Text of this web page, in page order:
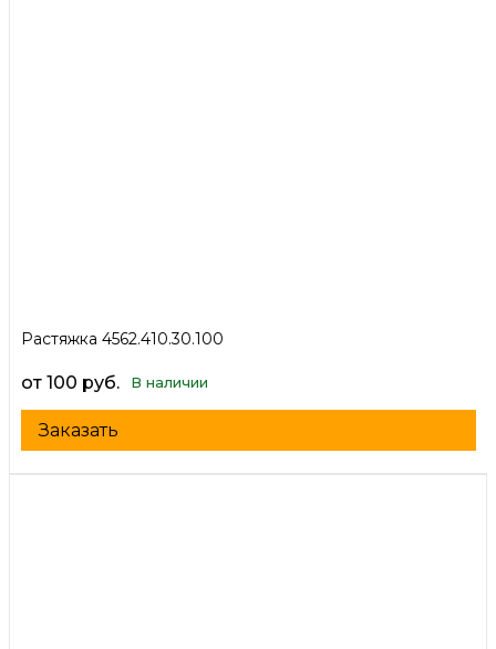
Растяжка 4562.410.30.100
от 100 руб. В наличии
Заказать